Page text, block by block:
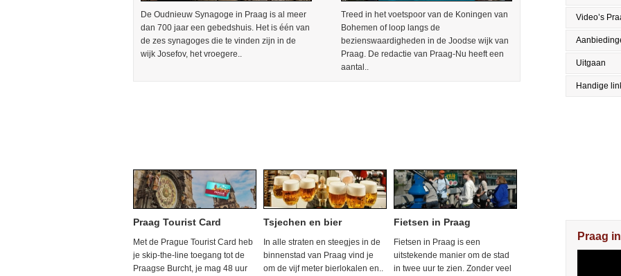
De Oudnieuw Synagoge in Praag is al meer
dan 700 jaar een gebedshuis. Het is één van
de zes synagoges die te vinden zijn in de
wijk Josefov, het vroegere..
Treed in het voetspoor van de Koningen van
Bohemen of loop langs de
bezienswaardigheden in de Joodse wijk van
Praag. De redactie van Praag-Nu heeft een
aantal..
Praag Tourist Card
Met de Prague Tourist Card heb
je skip-the-line toegang tot de
Praagse Burcht, je mag 48 uur
Tsjechen en bier
In alle straten en steegjes in de
binnenstad van Praag vind je
om de vijf meter bierlokalen en..
Fietsen in Praag
Fietsen in Praag is een
uitstekende manier om de stad
in twee uur te zien. Zonder veel
Video’s
Uitgaan
Handige
Praag